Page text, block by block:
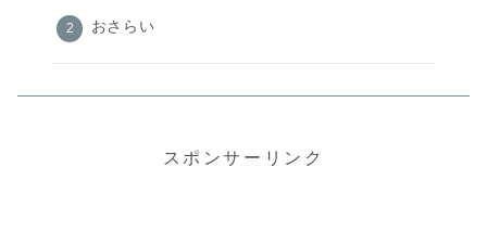
おさらい
スポンサーリンク